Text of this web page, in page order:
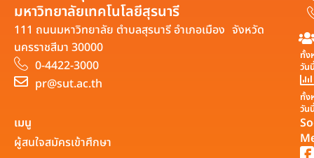
มหาวิทยาลัยเทคโนโลยีสุรนารี
111 ถนนมหาวิทยาลัย ตำบลสุรนารี อำเภอเมือง จังหวัด
นครราชสีมา 30000
0-4422-3000
pr@sut.ac.th
ทั้ง
วัน
ทั้ง
วัน
เมนู
ผู้สนใจสมัครเข้าศึกษา